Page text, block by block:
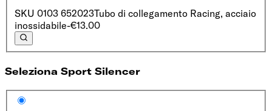
SKU 0103 652023Tubo di collegamento Racing, acciaio
inossidabile-€13.00
Seleziona Sport Silencer